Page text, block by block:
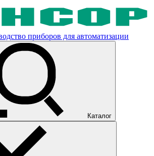
приборов для автоматизации
Каталог